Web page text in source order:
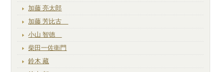
加藤 亮太郎
加藤 芳比古
小山 智徳
柴田一佐衛門
鈴木 藏